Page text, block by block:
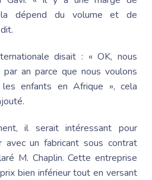
dépend du volume et de
disait : « OK, nous
an parce que nous voulons
les enfants en Afrique », cela
il serait intéressant pour
avec un fabricant sous contrat
M. Chaplin. Cette entreprise
bien inférieur tout en versant